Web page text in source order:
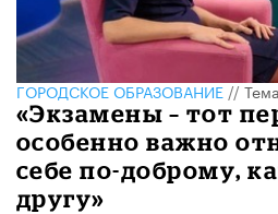
ГОРОДСКОЕ ОБРАЗОВАНИЕ//
«Экзамены – тот
особенно важно
себе по-доброму,
другу»